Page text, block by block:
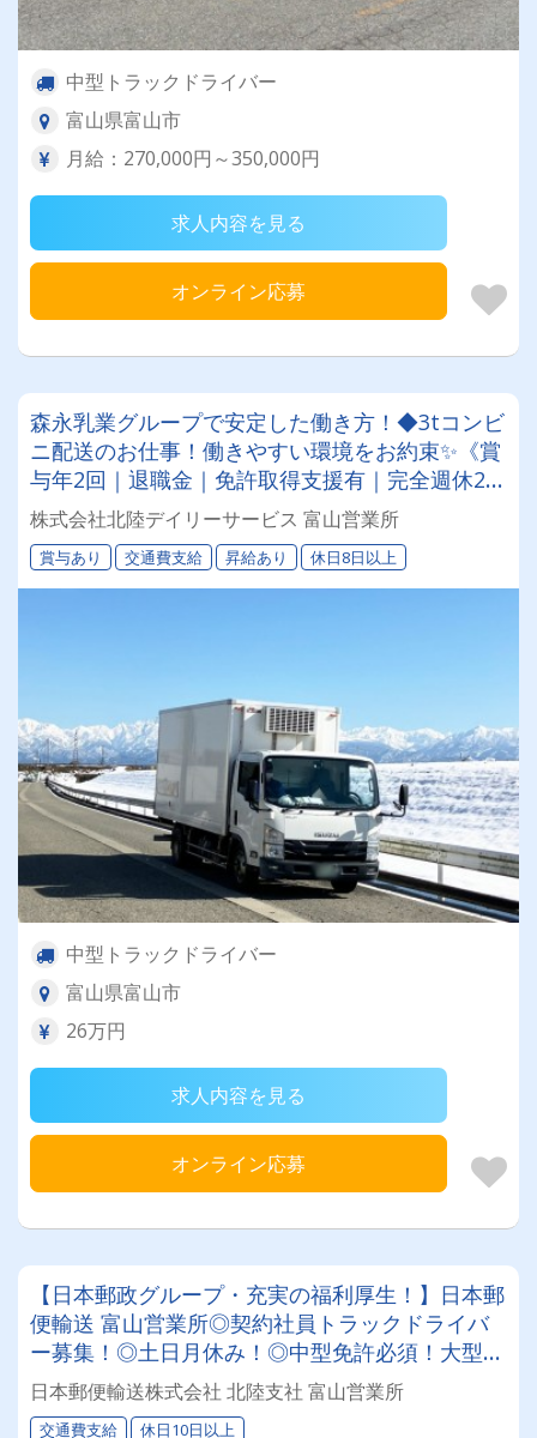
中型トラックドライバー
富山県富山市
月給：270,000円～350,000円
求人内容を見る
オンライン応募
森永乳業グループで安定した働き方！◆3tコンビ
ニ配送のお仕事！働きやすい環境をお約束✨《賞
与年2回｜退職金｜免許取得支援有｜完全週休2
日》◆未経験・無資格から応募可！30代～50代
の未経験入社の方も多数♪
株式会社北陸デイリーサービス 富山営業所
賞与あり 交通費支給 昇給あり 休日8日以上
中型トラックドライバー
富山県富山市
26万円
求人内容を見る
オンライン応募
【日本郵政グループ・充実の福利厚生！】日本郵
便輸送 富山営業所◎契約社員トラックドライバ
ー募集！◎土日月休み！◎中型免許必須！大型免
許所持者歓迎♪♪ 大型免許所持者歓迎♪♪ 正社員登
用あり♪♪
日本郵便輸送株式会社 北陸支社 富山営業所
交通費支給 休日10日以上